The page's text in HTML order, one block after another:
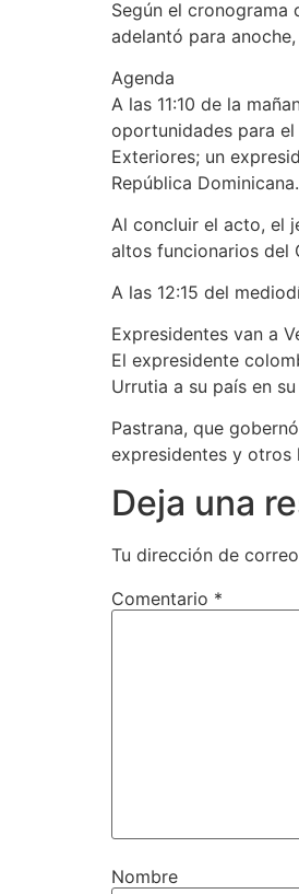
Según el cronograma
adelantó para
Agenda
A las 11:10 de la
oportunidades para
Exteriores; un
República Dominicana.
Al concluir el acto, el
altos funcionarios del
A las 12:15 del
Expresidentes van a
El expresidente
Urrutia a su país en
Pastrana, que
expresidentes y otros
Deja una
Tu dirección de
Comentario *
Nombre